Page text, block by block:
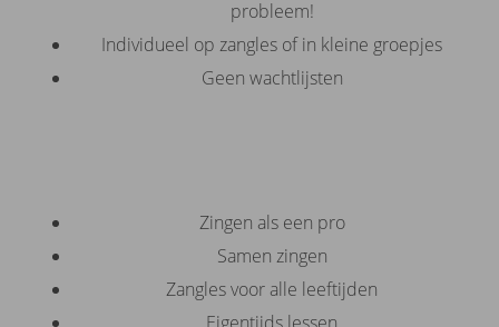
probleem!
Individueel op zangles of in kleine groepjes
Geen wachtlijsten
Zingen als een pro
Samen zingen
Zangles voor alle leeftijden